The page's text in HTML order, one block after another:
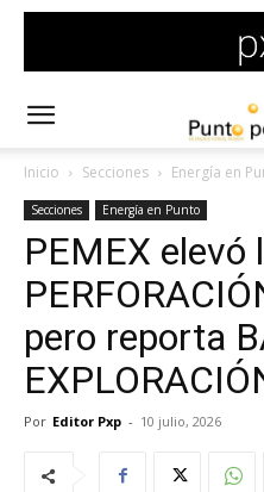
Inicio Secciones Energía en
Secciones Energía en Punto
PEMEX elevó
pero reporta
Por Editor Pxp - 10 julio, 2026